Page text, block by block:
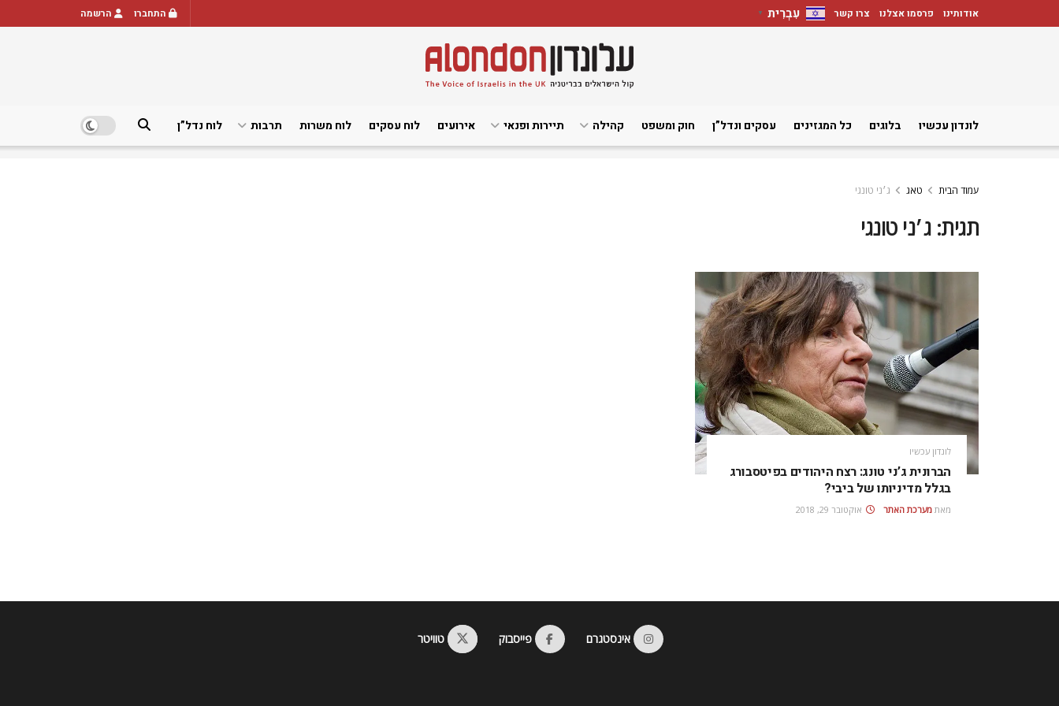
אודותינו פרסמו אצלנו צרו קשר עִבְרִית ▼ התחברו הרשמה
לונדון עכשיו בלוגים כל המגזינים עסקים ונדל”ן חוק ומשפט קהילה תיירות ופנאי אירועים לוח עסקים לוח משרות תרבות לוח נדל”ן
עמוד הבית טאג ג׳ני טונגי
תגית:ג׳ני טונגי
לונדון עכשיו
הברונית ג’ני טונג: רצח היהודים בפיטסבורג
בגלל מדיניותו של ביבי?
מאת מערכת האתר אוקטובר 29, 2018
אינסטגרם פייסבוק טוויטר